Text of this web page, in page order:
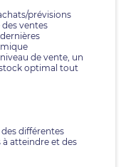
prévisions
ventes
de vente, un
optimal tout
différentes
à atteindre et des